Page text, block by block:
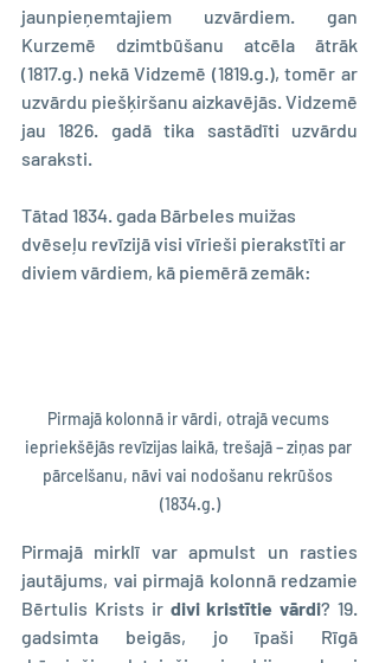
jaunpieņemtajiem uzvārdiem. gan
Kurzemē dzimtbūšanu atcēla ātrāk
(1817.g.) nekā Vidzemē (1819.g.), tomēr ar
uzvārdu piešķiršanu aizkavējās. Vidzemē
jau 1826. gadā tika sastādīti uzvārdu
saraksti.
Tātad 1834. gada Bārbeles muižas
dvēseļu revīzijā visi vīrieši pierakstīti ar
diviem vārdiem, kā piemērā zemāk:
Pirmajā kolonnā ir vārdi, otrajā vecums
iepriekšējās revīzijas laikā, trešajā – ziņas par
pārcelšanu, nāvi vai nodošanu rekrūšos
(1834.g.)
Pirmajā mirklī var apmulst un rasties
jautājums, vai pirmajā kolonnā redzamie
Bērtulis Krists ir divi kristītie vārdi? 19.
gadsimta beigās, jo īpaši Rīgā